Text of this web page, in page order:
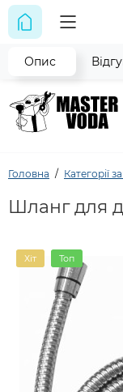
Головна Категорії
Шланг для
Хіт Топ
Опис